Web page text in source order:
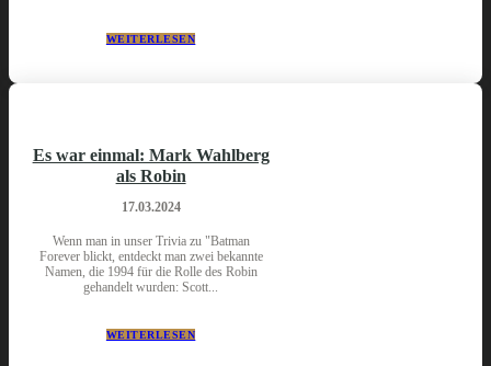
WEITERLESEN
Es war einmal: Mark Wahlberg
als Robin
17.03.2024
Wenn man in unser Trivia zu "Batman
Forever blickt, entdeckt man zwei bekannte
Namen, die 1994 für die Rolle des Robin
gehandelt wurden: Scott...
WEITERLESEN